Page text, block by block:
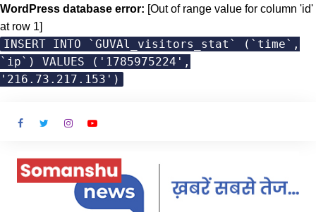
WordPress database error: [Out of range value for column 'id'
at row 1]
INSERT INTO `GUVAl_visitors_stat` (`time`,
`ip`) VALUES ('1785975224',
'216.73.217.153')